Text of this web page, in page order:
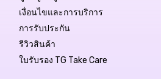
เงื่อนไขและการบริการ
การรับประกัน
รีวิวสินค้า
ใบรับรอง TG Take Care